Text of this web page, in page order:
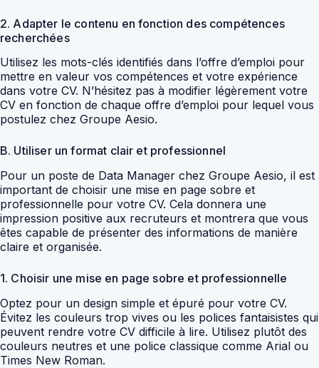
2. Adapter le contenu en fonction des compétences
recherchées
Utilisez les mots-clés identifiés dans l’offre d’emploi pour
mettre en valeur vos compétences et votre expérience
dans votre CV. N’hésitez pas à modifier légèrement votre
CV en fonction de chaque offre d’emploi pour lequel vous
postulez chez Groupe Aesio.
B. Utiliser un format clair et professionnel
Pour un poste de Data Manager chez Groupe Aesio, il est
important de choisir une mise en page sobre et
professionnelle pour votre CV. Cela donnera une
impression positive aux recruteurs et montrera que vous
êtes capable de présenter des informations de manière
claire et organisée.
1. Choisir une mise en page sobre et professionnelle
Optez pour un design simple et épuré pour votre CV.
Évitez les couleurs trop vives ou les polices fantaisistes qui
peuvent rendre votre CV difficile à lire. Utilisez plutôt des
couleurs neutres et une police classique comme Arial ou
Times New Roman.